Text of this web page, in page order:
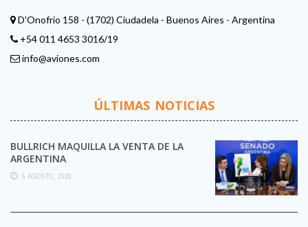
D'Onofrio 158 - (1702) Ciudadela - Buenos Aires - Argentina
+54 011 4653 3016/19
info@aviones.com
ÚLTIMAS NOTICIAS
BULLRICH MAQUILLA LA VENTA DE LA
ARGENTINA
5 AGOSTO, 2026